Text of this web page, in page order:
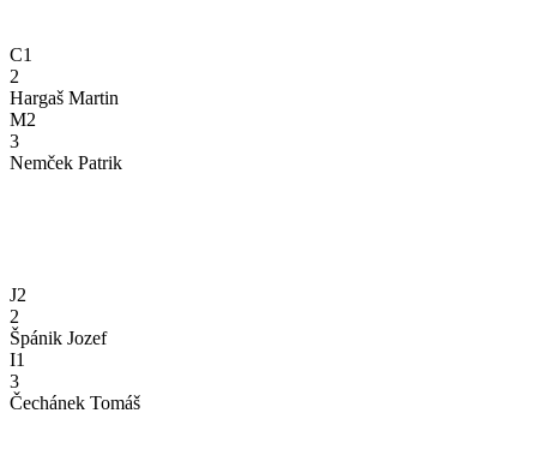
C1
2
Hargaš Martin
M2
3
Nemček Patrik
J2
2
Špánik Jozef
I1
3
Čechánek Tomáš